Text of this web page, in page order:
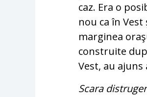
caz. Era o
nou ca în
marginea
construite
Vest, au
Scara